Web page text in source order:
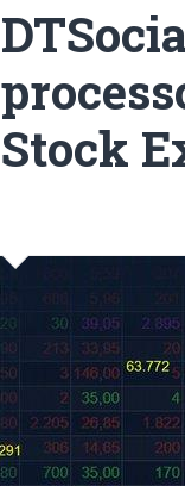
Stock